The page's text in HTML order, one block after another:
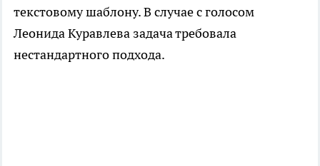
текстовому шаблону. В случае с голосом
Леонида Куравлева задача требовала
нестандартного подхода.